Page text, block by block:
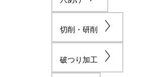
切削・研削
破つり加工